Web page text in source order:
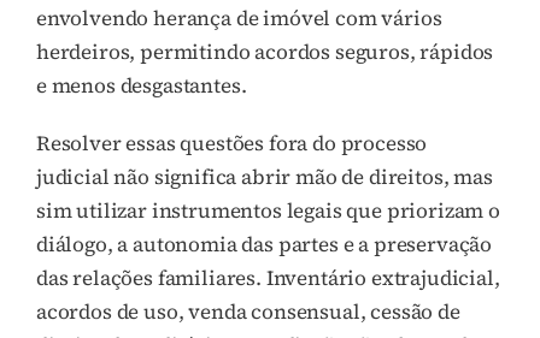
envolvendo herança de imóvel com vários
herdeiros, permitindo acordos seguros, rápidos
e menos desgastantes.
Resolver essas questões fora do processo
judicial não significa abrir mão de direitos, mas
sim utilizar instrumentos legais que priorizam o
diálogo, a autonomia das partes e a preservação
das relações familiares. Inventário extrajudicial,
acordos de uso, venda consensual, cessão de